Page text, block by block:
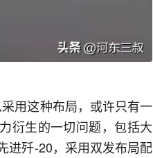
用这种布局，或许只有一
衍生的一切问题，包括大
进歼-20，采用双发布局配